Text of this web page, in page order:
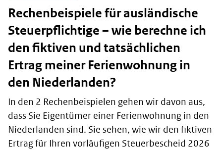
Rechenbeispiele für ausländische
Steuerpflichtige – wie berechne ich
den fiktiven und tatsächlichen
Ertrag meiner Ferienwohnung in
den Niederlanden?
In den 2 Rechenbeispielen gehen wir davon aus,
dass Sie Eigentümer einer Ferienwohnung in den
Niederlanden sind. Sie sehen, wie wir den fiktiven
Ertrag für Ihren vorläufigen Steuerbescheid 2026